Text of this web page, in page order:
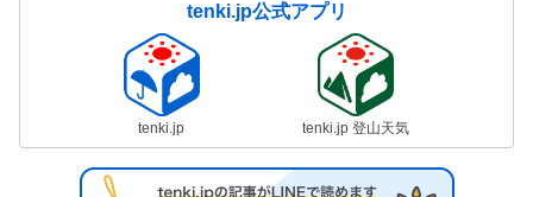
tenki.jp公式アプリ
tenki.jp tenki.jp 登山天気